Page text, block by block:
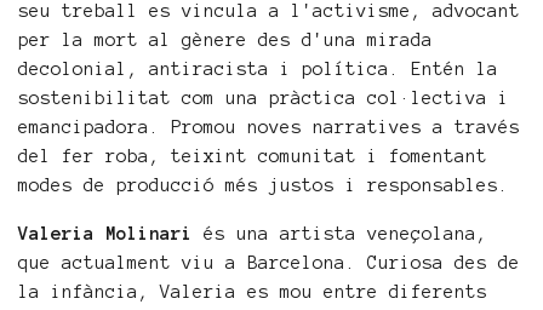
seu treball es vincula a l'activisme, advocant
per la mort al gènere des d'una mirada
decolonial, antiracista i política. Entén la
sostenibilitat com una pràctica col·lectiva i
emancipadora. Promou noves narratives a través
del fer roba, teixint comunitat i fomentant
modes de producció més justos i responsables.
Valeria Molinari és una artista veneçolana,
que actualment viu a Barcelona. Curiosa des de
la infància, Valeria es mou entre diferents